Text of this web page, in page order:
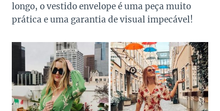
longo, o vestido envelope é uma peça muito
prática e uma garantia de visual impecável!